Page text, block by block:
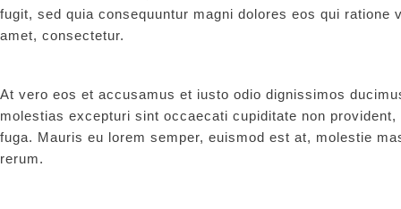
fugit, sed quia consequuntur magni dolores eos qui
amet, consectetur.
At vero eos et accusamus et iusto odio dignissimos
molestias excepturi sint occaecati cupiditate non
fuga. Mauris eu lorem semper, euismod est at, molestie
rerum.